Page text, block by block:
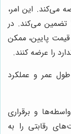
می‌کند. این امر،
تضمین می‌کند. در
قیمت پایین، ممکن
را عرضه کنند.
عمر و عملکرد
و برقراری
رقابتی را به